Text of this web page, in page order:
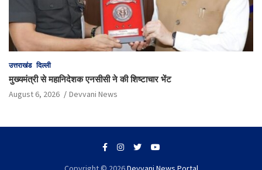
उत्तराखंड दिल्ली
मुख्यमंत्री से महानिदेशक एनसीसी ने की शिष्टाचार भेंट
August 6, 2026 Devvani News